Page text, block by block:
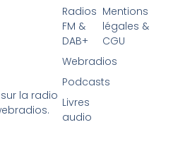
la radio
Radios
FM &
DAB+
Webradios
Podcasts
Livres
audio
Mentions
légales &
CGU